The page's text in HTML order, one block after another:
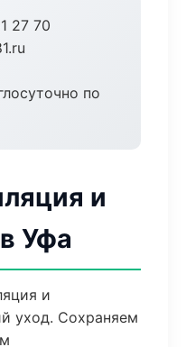
27 70
по
и
Уфа
и
уход. Сохраняем